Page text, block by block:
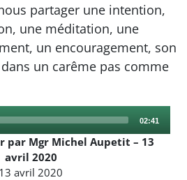
partager une intention,
une méditation, une
un encouragement, son
un carême pas comme
Player
Total
02:41
par Mgr Michel Aupetit – 13
avril 2020
13 avril 2020